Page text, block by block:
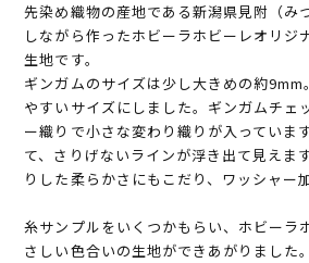
先染め織物の産地である新潟県見附（み
しながら作ったホビーラホビーレオリジ
生地です。
ギンガムのサイズは少し大きめの約
やすいサイズにしました。ギンガムチェ
ー織りで小さな変わり織りが入っていま
て、さりげないラインが浮き出て見えま
りした柔らかさにもこだり、ワッシャー
糸サンプルをいくつかもらい、ホビーラ
さしい色合いの生地ができあがりました